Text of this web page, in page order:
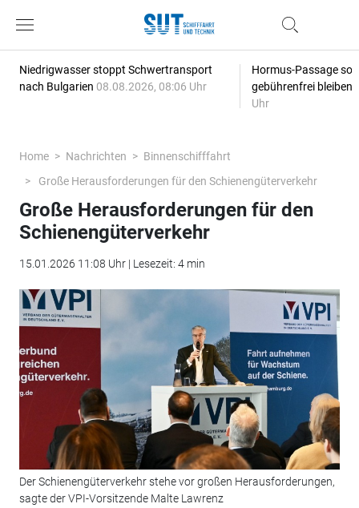
Niedrigwasser stoppt Schwertransport
nach Bulgarien 08.08.2026, 08:06 Uhr
Hormus-Passage
gebührenfrei bleiben
Uhr
Home Nachrichten
Binnenschifffahrt
Große Herausforderungen für den Schienengüterverkehr
Große Herausforderungen für den
Schienengüterverkehr
15.01.2026 11:08 Uhr | Lesezeit: 4 min
Der Schienengüterverkehr stehe vor großen Herausforderungen,
sagte der VPI-Vorsitzende Malte Lawrenz